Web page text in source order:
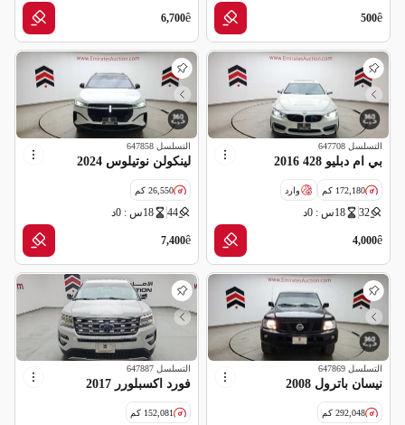
ê
500
ê
6,700
التسلسل 647708
بي ام دبليو 428 2016
172,180 كم وارد
32 18س : 0د
ê
4,000
التسلسل 647858
لينكولن نوتيلوس 2024
26,550 كم
ملغاه (شركة تأمين)
44 18س : 0د
ê
7,400
التسلسل 647869
نيسان باترول 2008
292,048 كم
التسلسل 647887
فورد اكسبلورر 2017
152,081 كم